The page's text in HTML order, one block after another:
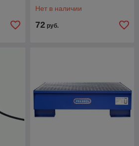
Нет в наличии
72 руб.